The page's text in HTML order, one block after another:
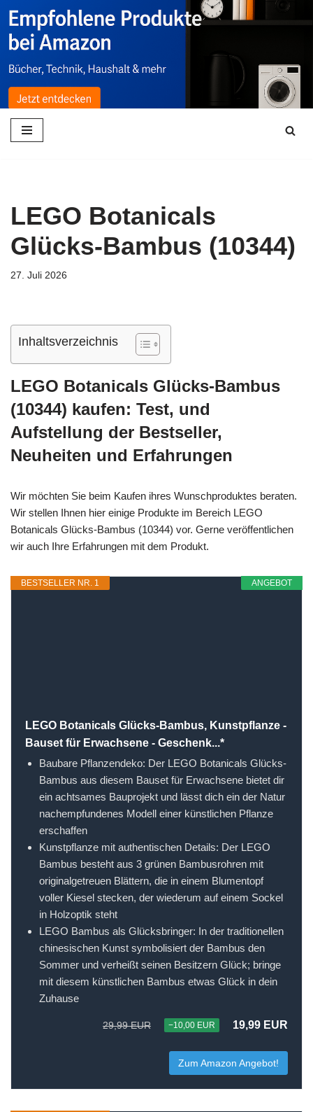
Zum
Inhalt
springen
LEGO Botanicals
Glücks-Bambus (10344)
27. Juli 2026
Inhaltsverzeichnis
LEGO Botanicals Glücks-Bambus
(10344) kaufen: Test, und
Aufstellung der Bestseller,
Neuheiten und Erfahrungen
Wir möchten Sie beim Kaufen ihres Wunschproduktes beraten.
Wir stellen Ihnen hier einige Produkte im Bereich LEGO
Botanicals Glücks-Bambus (10344) vor. Gerne veröffentlichen
wir auch Ihre Erfahrungen mit dem Produkt.
ANGEBOT
BESTSELLER NR. 1
LEGO Botanicals Glücks-Bambus, Kunstpflanze -
Bauset für Erwachsene - Geschenk...*
Baubare Pflanzendeko: Der LEGO Botanicals Glücks-
Bambus aus diesem Bauset für Erwachsene bietet dir
ein achtsames Bauprojekt und lässt dich ein der Natur
nachempfundenes Modell einer künstlichen Pflanze
erschaffen
Kunstpflanze mit authentischen Details: Der LEGO
Bambus besteht aus 3 grünen Bambusrohren mit
originalgetreuen Blättern, die in einem Blumentopf
voller Kiesel stecken, der wiederum auf einem Sockel
in Holzoptik steht
LEGO Bambus als Glücksbringer: In der traditionellen
chinesischen Kunst symbolisiert der Bambus den
Sommer und verheißt seinen Besitzern Glück; bringe
mit diesem künstlichen Bambus etwas Glück in dein
Zuhause
29,99 EUR −10,00 EUR 19,99 EUR
Zum Amazon Angebot!